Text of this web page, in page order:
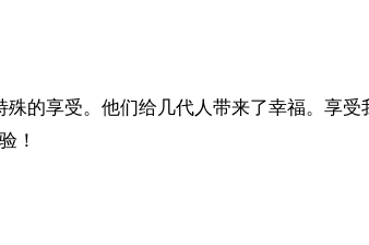
的享受。他们给几代人带来了幸福。享受
！